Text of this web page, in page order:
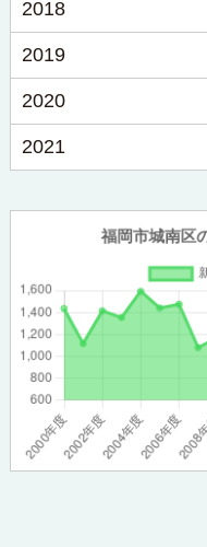
2018
2019
2020
2021